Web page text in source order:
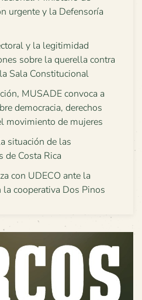
urgente y la Defensoría
y la legitimidad
sobre la querella contra
Sala Constitucional
MUSADE convoca a
democracia, derechos
movimiento de mujeres
situación de las
de Costa Rica
con UDECO ante la
cooperativa Dos Pinos